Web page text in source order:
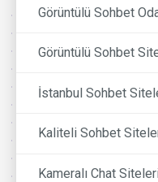
Görüntülü Sohbet
Görüntülü Sohbet
İstanbul Sohbet
Kaliteli Sohbet
Kameralı Chat